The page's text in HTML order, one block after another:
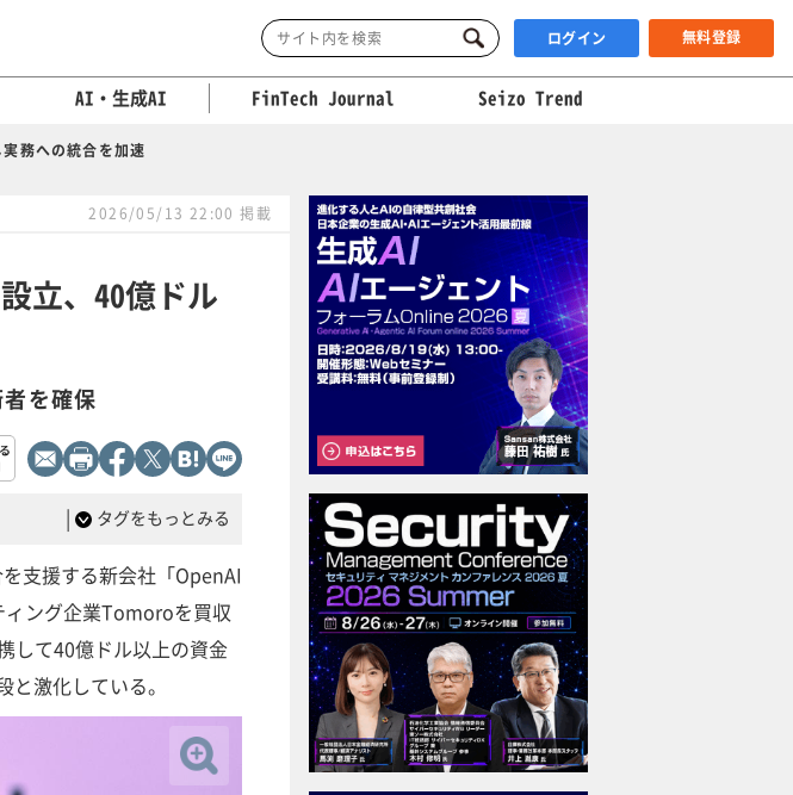
ログイン 無料登録
AI・生成AI FinTech Journal Seizo Trend
務への統合を加速
2026/05/13 22:00 掲載
立、40億ドル
を確保
| タグをもっとみる
支援する新会社「OpenAI
ング企業Tomoroを買収
して40億ドル以上の資金
激化している。